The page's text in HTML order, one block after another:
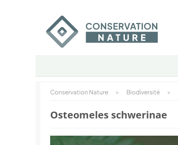
Conservation Nature > Biodiversité >
Osteomeles schwerinae